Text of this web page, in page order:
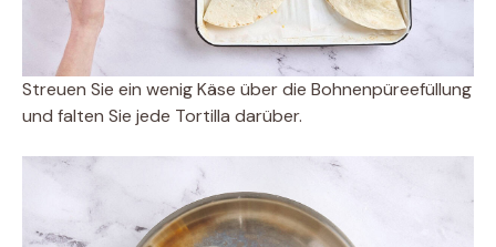
Streuen Sie ein wenig Käse über die Bohnenpüreefüllung
und falten Sie jede Tortilla darüber.